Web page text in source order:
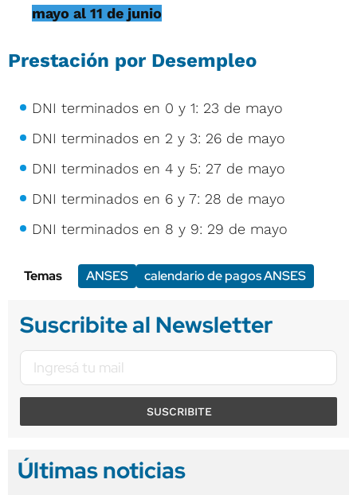
mayo al 11 de junio
Prestación por Desempleo
DNI terminados en 0 y 1: 23 de mayo
DNI terminados en 2 y 3: 26 de mayo
DNI terminados en 4 y 5: 27 de mayo
DNI terminados en 6 y 7: 28 de mayo
DNI terminados en 8 y 9: 29 de mayo
Temas ANSES calendario de pagos ANSES
Suscribite al Newsletter
SUSCRIBITE
Últimas noticias